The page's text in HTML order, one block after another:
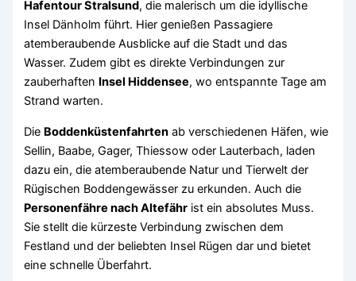
Hafentour Stralsund, die malerisch um die idyllische
Insel Dänholm führt. Hier genießen Passagiere
atemberaubende Ausblicke auf die Stadt und das
Wasser. Zudem gibt es direkte Verbindungen zur
zauberhaften Insel Hiddensee, wo entspannte Tage am
Strand warten.
Die Boddenküstenfahrten ab verschiedenen Häfen, wie
Sellin, Baabe, Gager, Thiessow oder Lauterbach, laden
dazu ein, die atemberaubende Natur und Tierwelt der
Rügischen Boddengewässer zu erkunden. Auch die
Personenfähre nach Altefähr ist ein absolutes Muss.
Sie stellt die kürzeste Verbindung zwischen dem
Festland und der beliebten Insel Rügen dar und bietet
eine schnelle Überfahrt.